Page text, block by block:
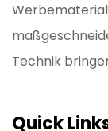
Technik
Quick